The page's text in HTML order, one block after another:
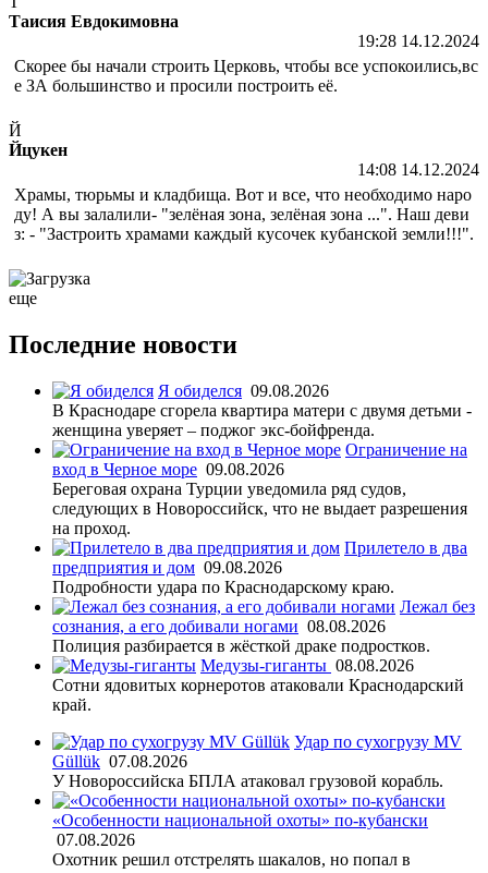
Таисия Евдокимовна
19:28 14.12.2024
Скорее бы начали строить Церковь, чтобы все успокоились,вс
е ЗА большинство и просили построить её.
Й
Йцукен
14:08 14.12.2024
Храмы, тюрьмы и кладбища. Вот и все, что необходимо наро
ду! А вы залалили- "зелёная зона, зелёная зона ...". Наш деви
з: - "Застроить храмами каждый кусочек кубанской земли!!!".
еще
Последние новости
Я обиделся 09.08.2026
В Краснодаре сгорела квартира матери с двумя детьми -
женщина уверяет – поджог экс-бойфренда.
Ограничение на
вход в Черное море 09.08.2026
Береговая охрана Турции уведомила ряд судов,
следующих в Новороссийск, что не выдает разрешения
на проход.
Прилетело в два
предприятия и дом 09.08.2026
Подробности удара по Краснодарскому краю.
Лежал без
сознания, а его добивали ногами 08.08.2026
Полиция разбирается в жёсткой драке подростков.
Медузы-гиганты 08.08.2026
Сотни ядовитых корнеротов атаковали Краснодарский
край.
Удар по сухогрузу MV
Güllük 07.08.2026
У Новороссийска БПЛА атаковал грузовой корабль.
«Особенности национальной охоты» по-кубански
07.08.2026
Охотник решил отстрелять шакалов, но попал в